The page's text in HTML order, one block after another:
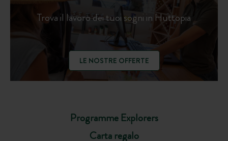
Programme Explorers
Carta regalo
Trova il lavoro dei tuoi sogni in Huttopia
LE NOSTRE OFFERTE